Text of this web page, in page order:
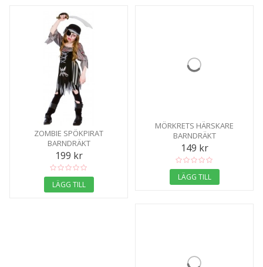
ZOMBIE SPÖKPIRAT
BARNDRÄKT
199 kr
LÄGG TILL
MÖRKRETS HÄRSKARE
BARNDRÄKT
149 kr
LÄGG TILL